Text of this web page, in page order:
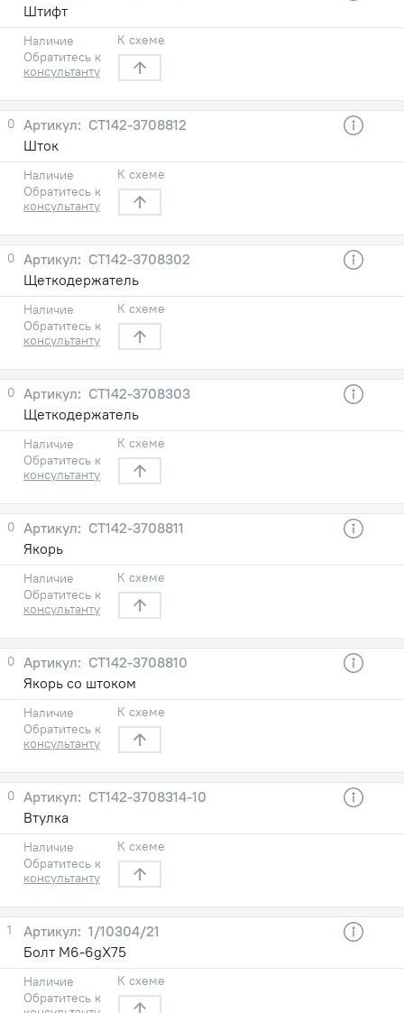
Штифт
Наличие
Обратитесь к
консультанту
К схеме
0
СТ142-3708812
Шток
Наличие
Обратитесь к
консультанту
К схеме
0
СТ142-3708302
Щеткодержатель
Наличие
Обратитесь к
консультанту
К схеме
0
СТ142-3708303
Щеткодержатель
Наличие
Обратитесь к
консультанту
К схеме
0
СТ142-3708811
Якорь
Наличие
Обратитесь к
консультанту
К схеме
0
СТ142-3708810
Якорь со штоком
Наличие
Обратитесь к
консультанту
К схеме
0
СТ142-3708314-10
Втулка
Наличие
Обратитесь к
консультанту
К схеме
1
1/10304/21
Болт М6-6gХ75
Наличие
Обратитесь к
К схеме